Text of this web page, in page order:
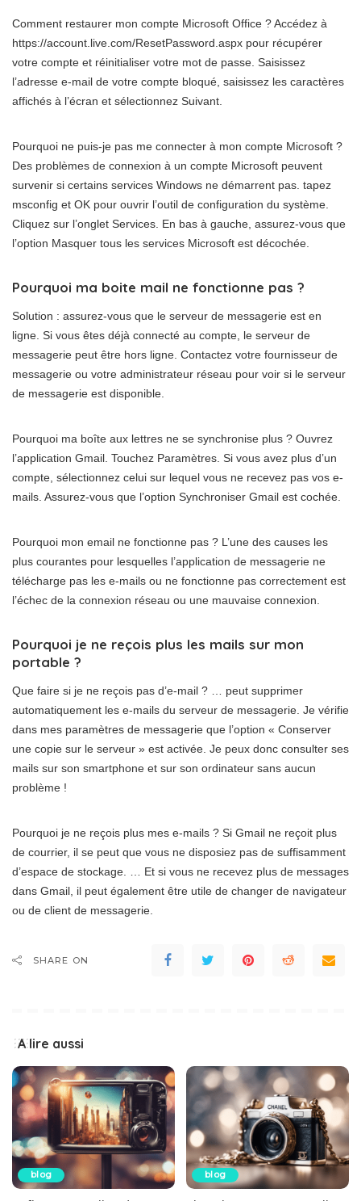
Comment restaurer mon compte Microsoft Office ? Accédez à
https://account.live.com/ResetPassword.aspx pour récupérer
votre compte et réinitialiser votre mot de passe. Saisissez
l’adresse e-mail de votre compte bloqué, saisissez les caractères
affichés à l’écran et sélectionnez Suivant.
Pourquoi ne puis-je pas me connecter à mon compte Microsoft ?
Des problèmes de connexion à un compte Microsoft peuvent
survenir si certains services Windows ne démarrent pas. tapez
msconfig et OK pour ouvrir l’outil de configuration du système.
Cliquez sur l’onglet Services. En bas à gauche, assurez-vous que
l’option Masquer tous les services Microsoft est décochée.
Pourquoi ma boite mail ne fonctionne pas ?
Solution : assurez-vous que le serveur de messagerie est en
ligne. Si vous êtes déjà connecté au compte, le serveur de
messagerie peut être hors ligne. Contactez votre fournisseur de
messagerie ou votre administrateur réseau pour voir si le serveur
de messagerie est disponible.
Pourquoi ma boîte aux lettres ne se synchronise plus ? Ouvrez
l’application Gmail. Touchez Paramètres. Si vous avez plus d’un
compte, sélectionnez celui sur lequel vous ne recevez pas vos e-
mails. Assurez-vous que l’option Synchroniser Gmail est cochée.
Pourquoi mon email ne fonctionne pas ? L’une des causes les
plus courantes pour lesquelles l’application de messagerie ne
télécharge pas les e-mails ou ne fonctionne pas correctement est
l’échec de la connexion réseau ou une mauvaise connexion.
Pourquoi je ne reçois plus les mails sur mon
portable ?
Que faire si je ne reçois pas d’e-mail ? … peut supprimer
automatiquement les e-mails du serveur de messagerie. Je vérifie
dans mes paramètres de messagerie que l’option « Conserver
une copie sur le serveur » est activée. Je peux donc consulter ses
mails sur son smartphone et sur son ordinateur sans aucun
problème !
Pourquoi je ne reçois plus mes e-mails ? Si Gmail ne reçoit plus
de courrier, il se peut que vous ne disposiez pas de suffisamment
d’espace de stockage. … Et si vous ne recevez plus de messages
dans Gmail, il peut également être utile de changer de navigateur
ou de client de messagerie.
SHARE ON
A lire aussi
blog blog